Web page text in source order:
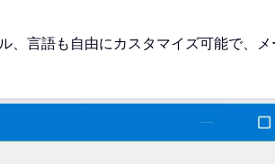
、言語も自由にカスタマイズ可能で、